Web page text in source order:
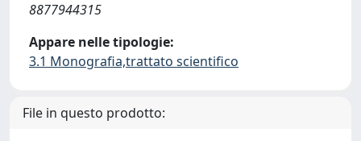
8877944315
Appare nelle tipologie:
3.1 Monografia,trattato scientifico
File in questo prodotto: